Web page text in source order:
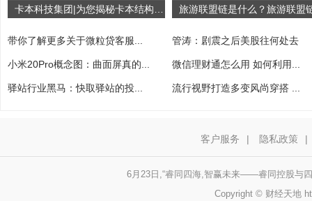
带你了解更多关于微粒贷客服... 管涛：剧震之后美股往何处去
小米20Pro概念图：曲面屏真的... 微信理财通怎么用 如何利用...
驿站行业黑马：快取驿站的投... 流行视野打造多变风尚穿搭 ...
客户服务 | 隐私政策 |
6月23日,“睿同四海,智赢未来——睿同控股与
Copyright © 财经天地